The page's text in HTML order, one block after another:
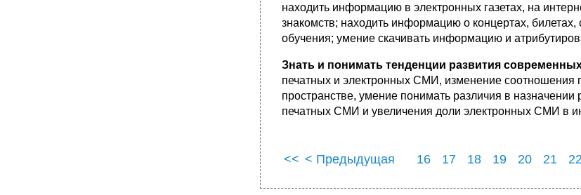
находить информацию в электронных газетах, на
знакомств; находить информацию о концертах,
обучения; умение скачивать информацию и
Знать и понимать тенденции развития
печатных и электронных СМИ, изменение соотношения
пространстве, умение понимать различия в
печатных СМИ и увеличения доли электронных СМИ в
<< < Предыдущая 16 17 18 19 20 21 22